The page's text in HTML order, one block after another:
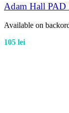
Adam Hall
Available on
105 lei